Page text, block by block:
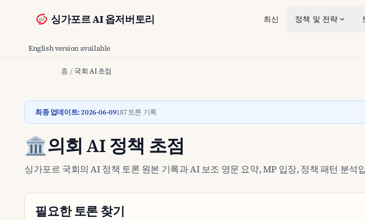
싱가포르 AI 옵저버토리 최신 정책 및 전략
English version available
홈 / 국회 AI 초점
최종 업데이트: 2026-06-09187 토론 기록
🏛️의회 AI 정책 초점
싱가포르 국회의 AI 정책 토론 원본 기록과 AI 보조 영문 요약, MP 입장, 정책 패턴 분석
필요한 토론 찾기